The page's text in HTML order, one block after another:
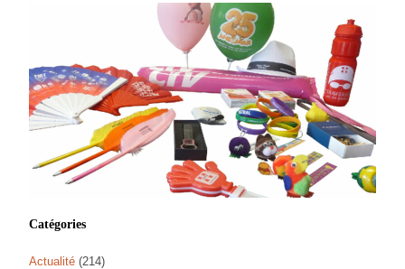
Catégories
Actualité (214)